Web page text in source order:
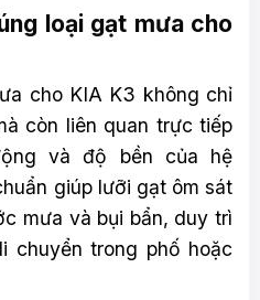
loại gạt mưa cho
cho KIA K3 không chỉ
còn liên quan trực tiếp
và độ bền của hệ
giúp lưỡi gạt ôm sát
mưa và bụi bẩn, duy trì
chuyển trong phố hoặc